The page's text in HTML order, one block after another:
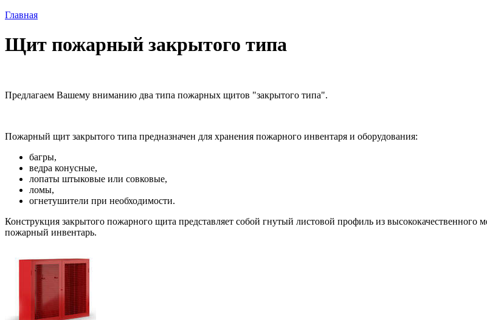
Главная
Щит пожарный закрытого типа
Предлагаем Вашему вниманию два типа пожарных щитов "закрытого типа".
Пожарный щит закрытого типа предназначен для хранения пожарного инвентаря и оборудования:
багры,
ведра конусные,
лопаты штыковые или совковые,
ломы,
огнетушители при необходимости.
Конструкция закрытого пожарного щита представляет собой гнутый листовой профиль из высококачественного
пожарный инвентарь.